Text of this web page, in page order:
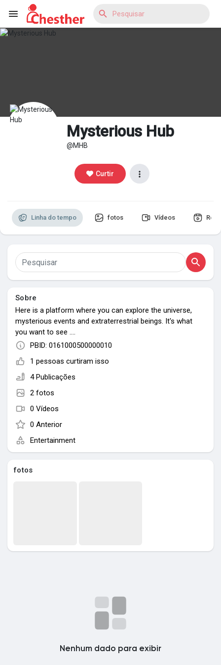
Encontrar Blogs
Meus grupos
Encontrar Páginas
Páginas curtidas
Publicações populares
Discover Posts
Mysterious Hub
@MHB
Curtir
Linha do tempo fotos Vídeos
Sobre
Here is a platform where you can explore the universe,
mysterious events and extraterrestrial beings. It's what
you want to see ....
PBID: 0161000500000010
1 pessoas curtiram isso
4 Publicações
2 fotos
0 Vídeos
0 Anterior
Entertainment
fotos
Nenhum dado para exibir